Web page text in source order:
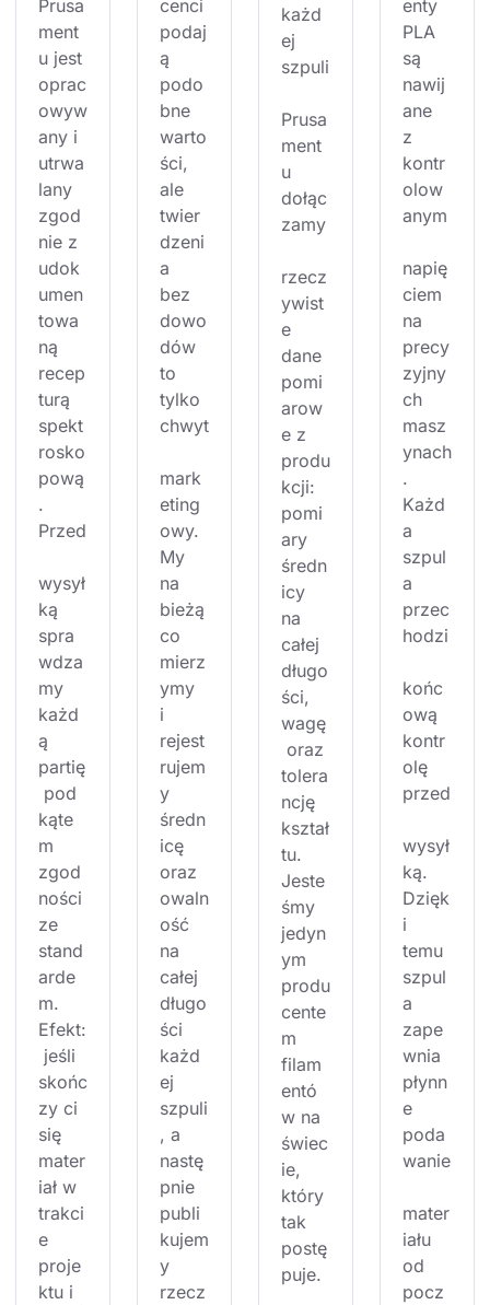
Prusa
ment
u jest
oprac
owyw
any i
utrwa
lany
zgod
nie z
udok
umen
towa
ną
recep
turą
spekt
rosko
pową
.
Przed
wysył
ką
spra
wdza
my
każd
ą
partię
pod
kąte
m
zgod
ności
ze
stand
arde
m.
Efekt:
jeśli
skońc
zy ci
się
mater
iał w
trakci
e
proje
ktu i
cenci
podaj
ą
podo
bne
warto
ści,
ale
twier
dzeni
a
bez
dowo
dów
to
tylko
chwyt
mark
eting
owy.
My
na
bieżą
co
mierz
ymy
i
rejest
rujem
y
średn
icę
oraz
owaln
ość
na
całej
długo
ści
każd
ej
szpuli
, a
nastę
pnie
publi
kujem
y
rzecz
każd
ej
szpuli
Prusa
ment
u
dołąc
zamy
rzecz
ywist
e
dane
pomi
arow
e z
produ
kcji:
pomi
ary
średn
icy
na
całej
długo
ści,
wagę
oraz
tolera
ncję
kształ
tu.
Jeste
śmy
jedyn
ym
produ
cente
m
filam
entó
w na
świec
ie,
który
tak
postę
puje.
enty
PLA
są
nawij
ane
z
kontr
olow
anym
napię
ciem
na
precy
zyjny
ch
masz
ynach
.
Każd
a
szpul
a
przec
hodzi
końc
ową
kontr
olę
przed
wysył
ką.
Dzięk
i
temu
szpul
a
zape
wnia
płynn
e
poda
wanie
mater
iału
od
pocz